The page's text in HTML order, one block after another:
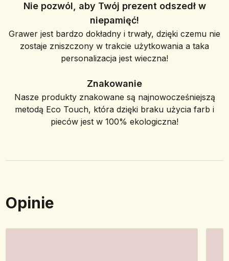
Nie pozwól, aby Twój prezent odszedł w
niepamięć!
Grawer jest bardzo dokładny i trwały, dzięki czemu nie
zostaje zniszczony w trakcie użytkowania a taka
personalizacja jest wieczna!
Znakowanie
Nasze produkty znakowane są najnowocześniejszą
metodą Eco Touch, która dzięki braku użycia farb i
pieców jest w 100% ekologiczna!
Opinie